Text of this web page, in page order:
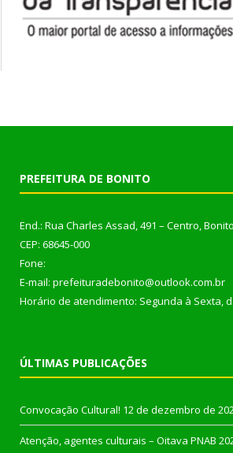
PREFEITURA DE BONITO
End.: Rua Charles Assad, 491 – Centro,
CEP: 68645-000
Fone:
E-mail: prefeituradebonito@outlook.com.br
Horário de atendimento: Segunda à Sexta,
ÚLTIMAS PUBLICAÇÕES
Convocação Cultural! 12 de dezembro de
Atenção, agentes culturais – Oitava PNAB